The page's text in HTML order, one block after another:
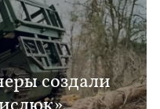
создали